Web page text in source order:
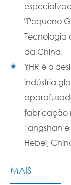
"Pequeno
Tecnologia
da China.
YHR é o
indústria
fabricação
Tangshan
Hebei,
MAIS